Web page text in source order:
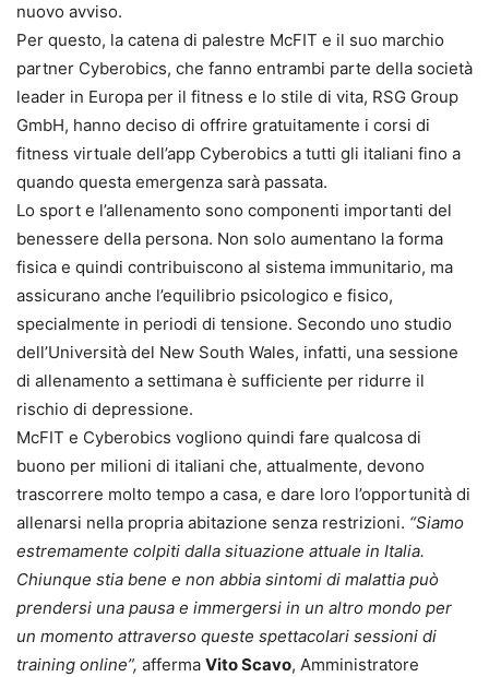
nuovo avviso.
Per questo, la catena di palestre McFIT e il suo marchio
partner Cyberobics, che fanno entrambi parte della società
leader in Europa per il fitness e lo stile di vita, RSG Group
GmbH, hanno deciso di offrire gratuitamente i corsi di
fitness virtuale dell’app Cyberobics a tutti gli italiani fino a
quando questa emergenza sarà passata.
Lo sport e l’allenamento sono componenti importanti del
benessere della persona. Non solo aumentano la forma
fisica e quindi contribuiscono al sistema immunitario, ma
assicurano anche l’equilibrio psicologico e fisico,
specialmente in periodi di tensione. Secondo uno studio
dell’Università del New South Wales, infatti, una sessione
di allenamento a settimana è sufficiente per ridurre il
rischio di depressione.
McFIT e Cyberobics vogliono quindi fare qualcosa di
buono per milioni di italiani che, attualmente, devono
trascorrere molto tempo a casa, e dare loro l’opportunità di
allenarsi nella propria abitazione senza restrizioni. “Siamo
estremamente colpiti dalla situazione attuale in Italia.
Chiunque stia bene e non abbia sintomi di malattia può
prendersi una pausa e immergersi in un altro mondo per
un momento attraverso queste spettacolari sessioni di
training online”, afferma Vito Scavo, Amministratore